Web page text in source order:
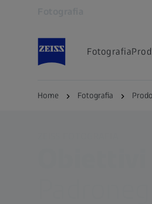
Fotografia
Home Fotografia